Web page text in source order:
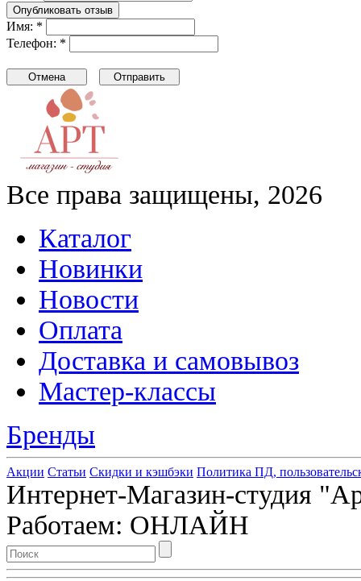
Имя: *
Телефон: *
Все права защищены, 2026
Каталог
Новинки
Новости
Оплата
Доставка и самовывоз
Мастер-классы
Бренды
Акции Статьи Скидки и кэшбэки Политика ПД,
Интернет-Магазин-студия
Работаем: ОНЛАЙН